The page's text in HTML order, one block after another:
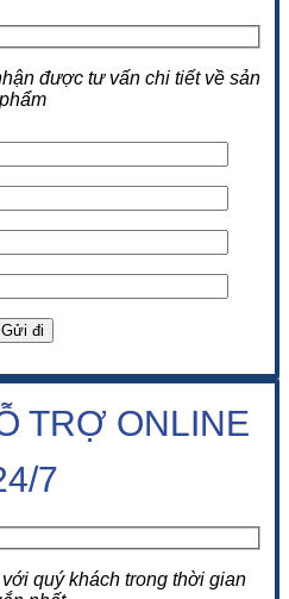
được tư vấn chi tiết về sản
phẩm
TRỢ ONLINE
7
quý khách trong thời gian